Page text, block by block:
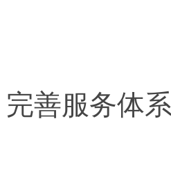
善服